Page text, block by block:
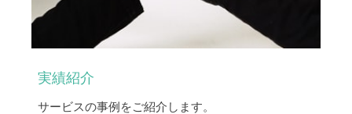
実績紹介
サービスの事例をご紹介します。